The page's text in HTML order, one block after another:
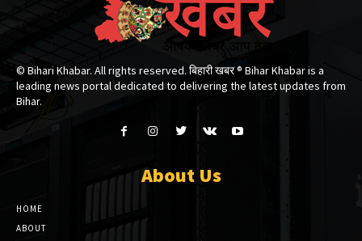
© Bihari Khabar. All rights reserved. बिहारी खबर ®​ Bihar Khabar is a
leading news portal dedicated to delivering the latest updates from
Bihar.
About Us
HOME
ABOUT